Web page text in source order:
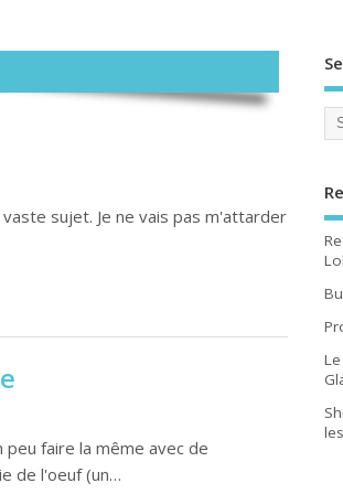
sujet. Je ne vais pas m'attarder
faire la même avec de
de l'oeuf (un…